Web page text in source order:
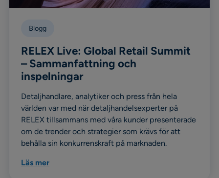
Blogg
RELEX Live: Global Retail Summit
– Sammanfattning och
inspelningar
Detaljhandlare, analytiker och press från hela
världen var med när detaljhandelsexperter på
RELEX tillsammans med våra kunder presenterade
om de trender och strategier som krävs för att
behålla sin konkurrenskraft på marknaden.
Läs mer